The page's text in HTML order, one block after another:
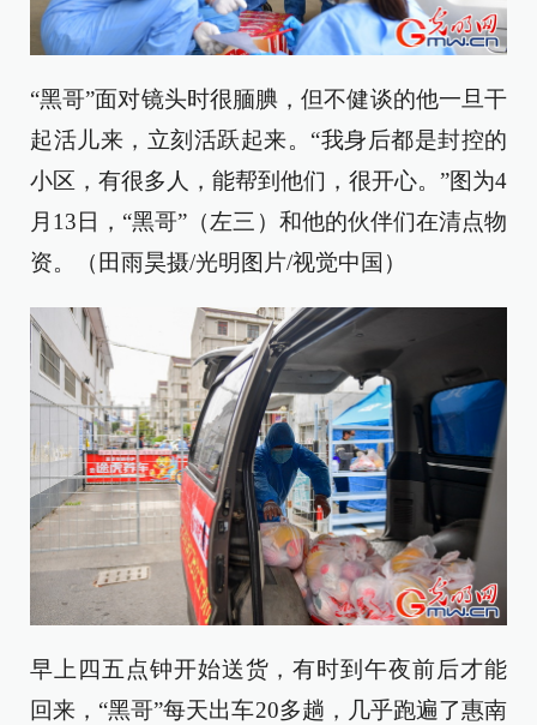
“黑哥”面对镜头时很腼腆，但不健谈的他一旦干
起活儿来，立刻活跃起来。“我身后都是封控的
小区，有很多人，能帮到他们，很开心。”图为4
月13日，“黑哥”（左三）和他的伙伴们在清点物
资。（田雨昊摄/光明图片/视觉中国）
早上四五点钟开始送货，有时到午夜前后才能
回来，“黑哥”每天出车20多趟，几乎跑遍了惠南